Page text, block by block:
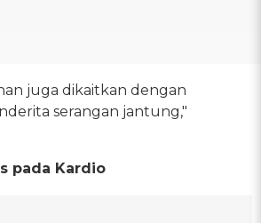
juga dikaitkan dengan
serangan jantung,"
pada Kardio